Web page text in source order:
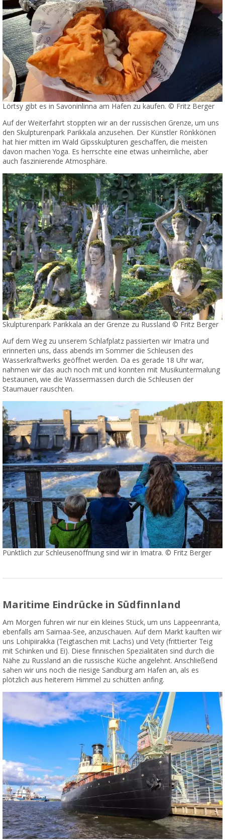
Lörtsy gibt es in Savoninlinna am Hafen zu kaufen. © Fritz Berger
Auf der Weiterfahrt stoppten wir an der russischen Grenze, um uns
den Skulpturenpark Parikkala anzusehen. Der Künstler Rönkkönen
hat hier mitten im Wald Gipsskulpturen geschaffen, die meisten
davon machen Yoga. Es herrschte eine etwas unheimliche, aber
auch faszinierende Atmosphäre.
Skulpturenpark Parikkala an der Grenze zu Russland © Fritz Berger
Auf dem Weg zu unserem Schlafplatz passierten wir Imatra und
erinnerten uns, dass abends im Sommer die Schleusen des
Wasserkraftwerks geöffnet werden. Da es gerade 18 Uhr war,
nahmen wir das auch noch mit und konnten mit Musikuntermalung
bestaunen, wie die Wassermassen durch die Schleusen der
Staumauer rauschten.
Pünktlich zur Schleusenöffnung sind wir in Imatra. © Fritz Berger
Maritime Eindrücke in Südfinnland
Am Morgen fuhren wir nur ein kleines Stück, um uns Lappeenranta,
ebenfalls am Saimaa-See, anzuschauen. Auf dem Markt kauften wir
uns Lohipiirakka (Teigtaschen mit Lachs) und Vety (frittierter Teig
mit Schinken und Ei). Diese finnischen Spezialitäten sind durch die
Nähe zu Russland an die russische Küche angelehnt. Anschließend
sahen wir uns noch die riesige Sandburg am Hafen an, als es
plötzlich aus heiterem Himmel zu schütten anfing.